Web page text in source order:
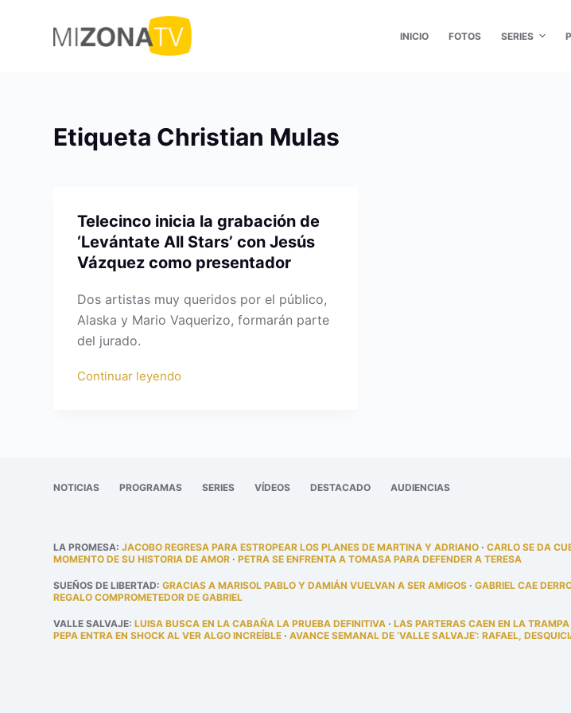
INICIO FOTOS SERIES
Etiqueta Christian Mulas
Telecinco inicia la grabación de
‘Levántate All Stars’ con Jesús
Vázquez como presentador
Dos artistas muy queridos por el público,
Alaska y Mario Vaquerizo, formarán parte
del jurado.
Continuar leyendo
NOTICIAS PROGRAMAS SERIES VÍDEOS DESTACADO AUDIENCIAS
LA PROMESA:JACOBO REGRESA PARA ESTROPEAR LOS PLANES DE MARTINA Y ADRIANO ·CARLO SE DA
MOMENTO DE SU HISTORIA DE AMOR ·PETRA SE ENFRENTA A TOMASA PARA DEFENDER A TERESA
SUEÑOS DE LIBERTAD:GRACIAS A MARISOL PABLO Y DAMIÁN VUELVAN A SER AMIGOS ·GABRIEL CAE
REGALO COMPROMETEDOR DE GABRIEL
VALLE SALVAJE:LUISA BUSCA EN LA CABAÑA LA PRUEBA DEFINITIVA ·LAS PARTERAS CAEN EN LA
PEPA ENTRA EN SHOCK AL VER ALGO INCREÍBLE ·AVANCE SEMANAL DE ‘VALLE SALVAJE’: RAFAEL,